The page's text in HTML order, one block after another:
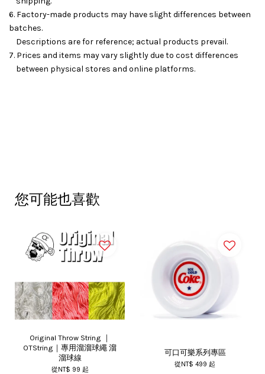
6. Factory-made products may have slight differences between
batches.
Descriptions are for reference; actual products prevail.
7. Prices and items may vary slightly due to cost differences
between physical stores and online platforms.
您可能也喜歡
Original Throw String ｜
OTString｜專用溜溜球繩 溜
溜球線
從NT$ 99 起
可口可樂系列專區
從NT$ 499起